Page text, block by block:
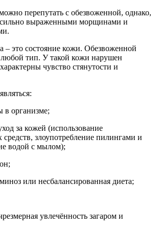
перепутать с обезвоженной, однако,
сильно выраженными морщинами и
– это состояние кожи. Обезвоженной
тип. У такой кожи нарушен
чувство стянутости и
в организме;
за кожей (использование
злоупотребление пилингами и
водой с мылом);
или несбалансированная диета;
увлечённость загаром и